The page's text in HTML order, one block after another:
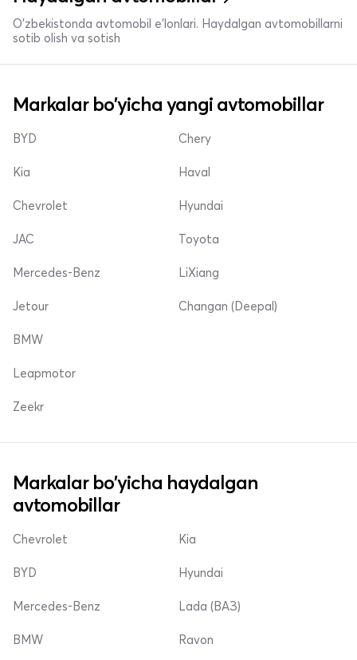
O'zbekistonda avtomobil e’lonlari. Haydalgan avtomobillarni
sotib olish va sotish
Markalar bo'yicha yangi avtomobillar
BYD
Kia
Chevrolet
Chery
Haval
Hyundai
JAC
Mercedes-Benz
Jetour
Toyota
LiXiang
Changan (Deepal)
BMW
Leapmotor
Zeekr
Markalar bo'yicha haydalgan
avtomobillar
Chevrolet
BYD
Mercedes-Benz
Kia
Hyundai
Lada (ВАЗ)
BMW Ravon